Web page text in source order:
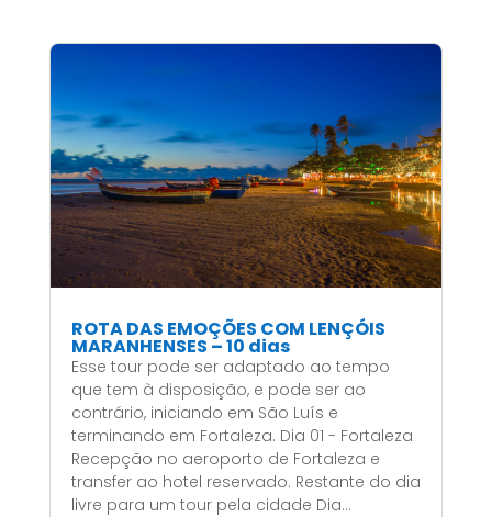
ROTA DAS EMOÇÕES COM LENÇÓIS
MARANHENSES – 10 dias
Esse tour pode ser adaptado ao tempo
que tem à disposição, e pode ser ao
contrário, iniciando em São Luís e
terminando em Fortaleza. Dia 01 - Fortaleza
Recepção no aeroporto de Fortaleza e
transfer ao hotel reservado. Restante do dia
livre para um tour pela cidade Dia...